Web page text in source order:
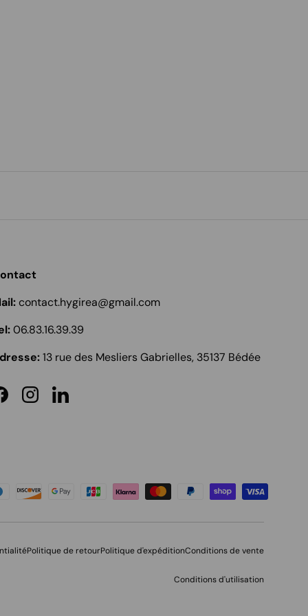
contact.hygirea@gmail.com
06.83.16.39.39
13 rue des Mesliers Gabrielles, 35137 Bédée
InstagramLinkedIn
Politique de retourPolitique d'expéditionConditions de vente
Conditions d'utilisation